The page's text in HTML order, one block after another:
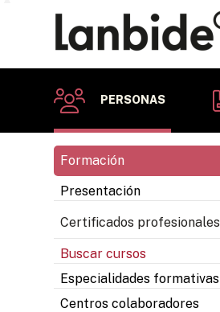
PERSONAS
Formación
Presentación
Certificados profesionales
Buscar cursos
Especialidades formativas
Centros colaboradores